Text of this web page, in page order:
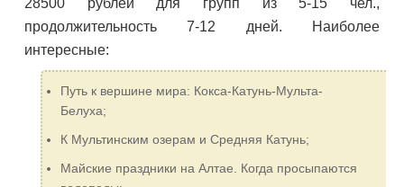
28500 рублей для групп из 5-15 чел.,
продолжительность 7-12 дней. Наиболее
интересные:
Путь к вершине мира: Кокса-Катунь-Мульта-
Белуха;
К Мультинским озерам и Средняя Катунь;
Майские праздники на Алтае. Когда просыпаются